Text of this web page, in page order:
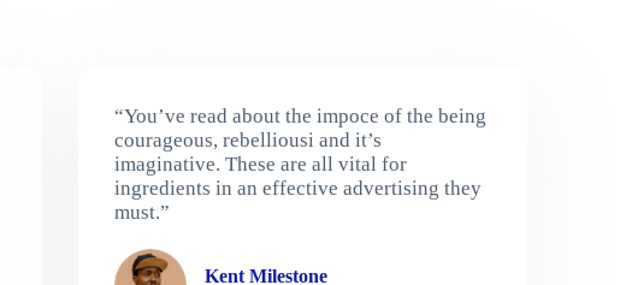
“You’ve read about the impoce of the being
courageous, rebelliousi and it’s
imaginative. These are all vital for
ingredients in an effective advertising they
must.”
Kent Milestone